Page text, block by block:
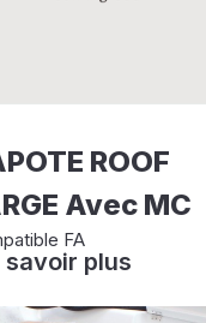
ROOF
Avec MC
FA
savoir plus